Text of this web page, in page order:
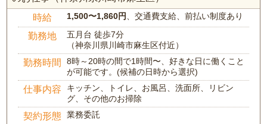
時給 1,500〜1,860円 、交通費支給、前払い制度あり
勤務地
五月台 徒歩7分
（神奈川県川崎市麻生区付近）
勤務時間
8時～20時の間で1時間〜、好きな日に働くこと
が可能です。(候補の日時から選択)
仕事内容
キッチン、トイレ、お風呂、洗面所、リビン
グ、その他のお掃除
契約形態 業務委託